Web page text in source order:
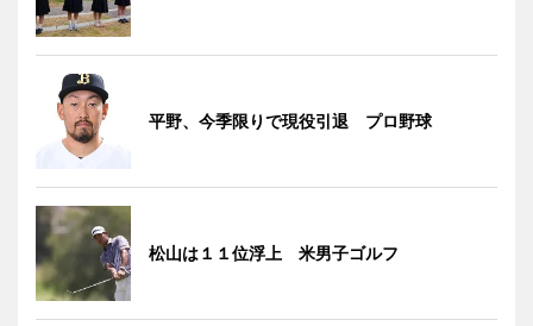
平野、今季限りで現役引退 プロ野球
松山は１１位浮上 米男子ゴルフ